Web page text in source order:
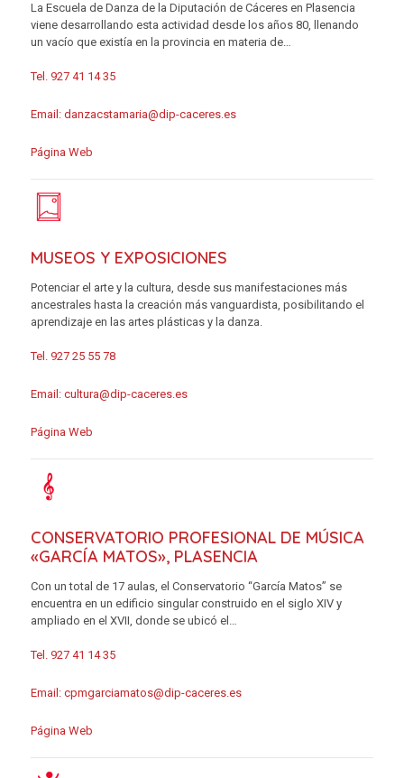
La Escuela de Danza de la Diputación de Cáceres en Plasencia
viene desarrollando esta actividad desde los años 80, llenando
un vacío que existía en la provincia en materia de…
Tel. 927 41 14 35
Email: danzacstamaria@dip-caceres.es
Página Web
MUSEOS Y EXPOSICIONES
Potenciar el arte y la cultura, desde sus manifestaciones más
ancestrales hasta la creación más vanguardista, posibilitando el
aprendizaje en las artes plásticas y la danza.
Tel. 927 25 55 78
Email: cultura@dip-caceres.es
Página Web
CONSERVATORIO PROFESIONAL DE MÚSICA
«GARCÍA MATOS», PLASENCIA
Con un total de 17 aulas, el Conservatorio “García Matos” se
encuentra en un edificio singular construido en el siglo XIV y
ampliado en el XVII, donde se ubicó el…
Tel. 927 41 14 35
Email: cpmgarciamatos@dip-caceres.es
Página Web